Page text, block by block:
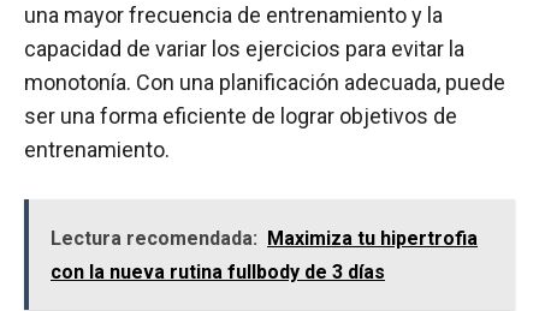
una mayor frecuencia de entrenamiento y la
capacidad de variar los ejercicios para evitar la
monotonía. Con una planificación adecuada, puede
ser una forma eficiente de lograr objetivos de
entrenamiento.
Lectura recomendada: Maximiza tu hipertrofia
con la nueva rutina fullbody de 3 días